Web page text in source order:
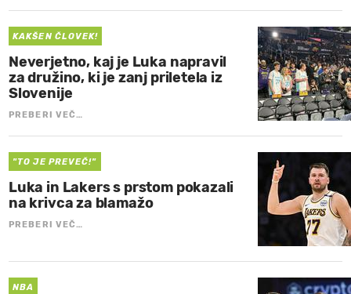
KAKŠEN ČLOVEK!
Neverjetno, kaj je Luka napravil
za družino, ki je zanj priletela iz
Slovenije
PREBERI VEČ…
"TO JE PREVEČ!"
Luka in Lakers s prstom pokazali
na krivca za blamažo
PREBERI VEČ…
NBA